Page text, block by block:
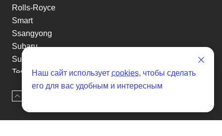
Rolls-Royce
Smart
Ssangyong
Subaru
Suzuki
Tesla
Toyota
Volkswagen
Volvo
Наш сайт использует cookies, чтобы сделать
его для вас удобным и интересным